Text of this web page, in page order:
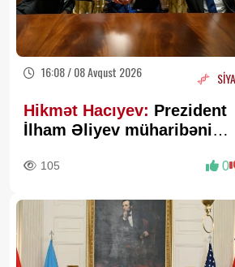
16:08 / 08 Avqust 2026
Hikmət Hacıyev: Prezident
İlham Əliyev müharibəni
də qazandı - VİDEO
105 0